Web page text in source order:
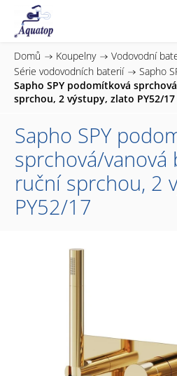
Domů / Koupelny / Vodovodní
Série vodovodních baterií / Sapho
Sapho SPY podomítková
sprchou, 2 výstupy, zlato PY52/17
Sapho SPY
sprchová/vanová
ruční sprchou, 2
PY52/17